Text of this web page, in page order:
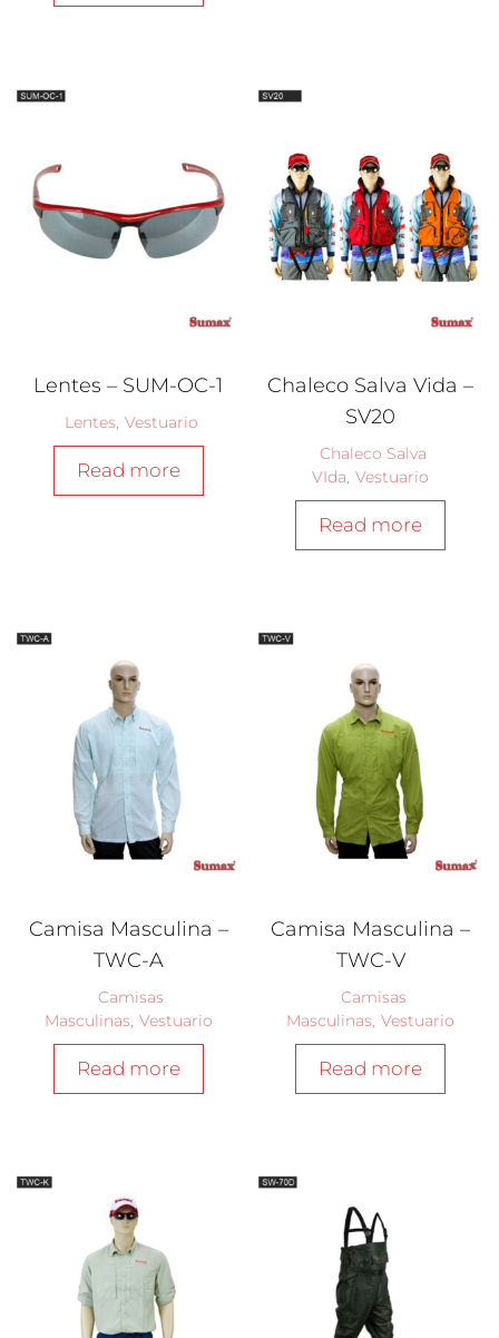
Lentes – SUM-OC-1
Lentes Vestuario
Read more
Chaleco Salva Vida –
SV20
Chaleco Salva
VIda Vestuario
Read more
Camisa Masculina –
TWC-A
Camisas
Masculinas Vestuario
Read more
Camisa Masculina –
TWC-V
Camisas
Masculinas Vestuario
Read more